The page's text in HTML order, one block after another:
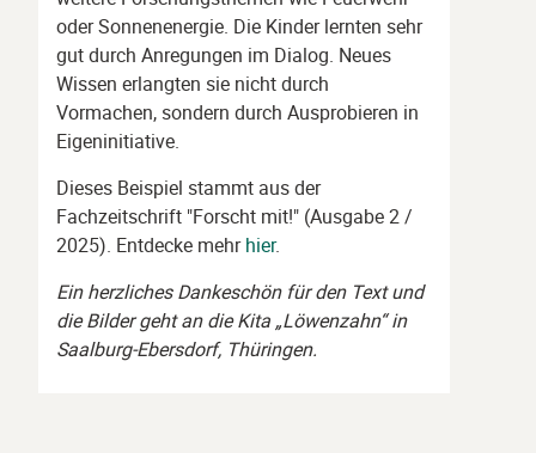
oder Sonnenenergie. Die Kinder lernten sehr
gut durch Anregungen im Dialog. Neues
Wissen erlangten sie nicht durch
Vormachen, sondern durch Ausprobieren in
Eigeninitiative.
Dieses Beispiel stammt aus der
Fachzeitschrift "Forscht mit!" (Ausgabe 2 /
2025). Entdecke mehrhier.
Ein herzliches Dankeschön für den Text und
die Bilder geht an die Kita „Löwenzahn“ in
Saalburg-Ebersdorf, Thüringen.